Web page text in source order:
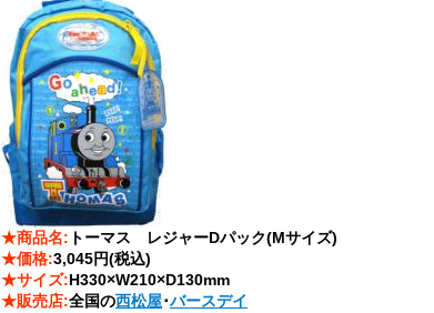
★商品名: トーマス レジャーDパック(Mサイズ)
★価格:3,045円(税込)
★サイズ:H330×W210×D130mm
★販売店:全国の西松屋･バースデイ